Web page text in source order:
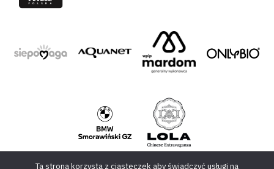
Ta strona korzysta z ciasteczek aby świadczyć usługi na